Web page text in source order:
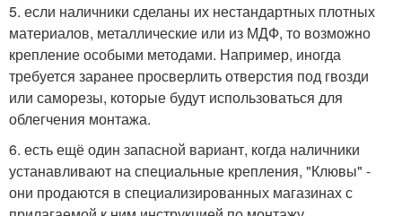
5. если наличники сделаны их нестандартных плотных
материалов, металлические или из МДФ, то возможно
крепление особыми методами. Например, иногда
требуется заранее просверлить отверстия под гвозди
или саморезы, которые будут использоваться для
облегчения монтажа.
6. есть ещё один запасной вариант, когда наличники
устанавливают на специальные крепления, "Клювы" -
они продаются в специализированных магазинах с